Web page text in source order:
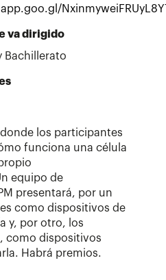
va dirigido
Bachillerato
los participantes
funciona una célula
equipo de
presentará, por un
como dispositivos de
y, por otro, los
como dispositivos
Habrá premios.